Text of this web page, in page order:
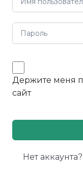
Держите меня
сайт
Нет аккаунта?